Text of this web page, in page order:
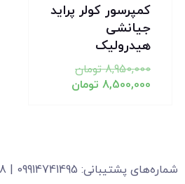
کمپرسور کولر پراید
جیانشی
هیدرولیک
8,950,000 تومان
8,500,000 تومان
شماره‌های پشتیبانی: 09914741495 | 53519448-031